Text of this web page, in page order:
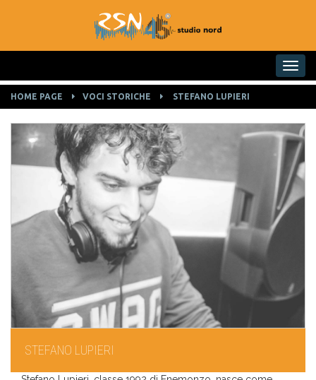
Toggle
HOME PAGE VOCI STORICHE STEFANO LUPIERI
STEFANO LUPIERI